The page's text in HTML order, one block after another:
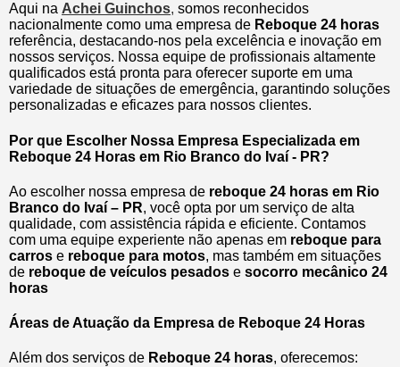
Aqui na Achei Guinchos, somos reconhecidos
nacionalmente como uma empresa de Reboque 24 horas
referência, destacando-nos pela excelência e inovação em
nossos serviços. Nossa equipe de profissionais altamente
qualificados está pronta para oferecer suporte em uma
variedade de situações de emergência, garantindo soluções
personalizadas e eficazes para nossos clientes.
Por que Escolher Nossa Empresa Especializada em
Reboque 24 Horas em Rio Branco do Ivaí - PR?
Ao escolher nossa empresa de reboque 24 horas em Rio
Branco do Ivaí – PR, você opta por um serviço de alta
qualidade, com assistência rápida e eficiente. Contamos
com uma equipe experiente não apenas em reboque para
carros e reboque para motos, mas também em situações
de reboque de veículos pesados e socorro mecânico 24
horas
Áreas de Atuação da Empresa de Reboque 24 Horas
Além dos serviços de Reboque 24 horas, oferecemos: